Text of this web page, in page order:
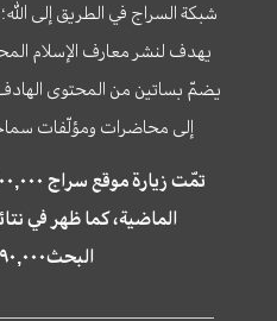
شبكة السراج في الطريق إلى
يهدف لنشر معارف الإسلام
يضمّ بساتين من المحتوى
إلى محاضرات ومؤلّفات
الماضية، كما ظهر في
البحث٢٢,٢٩٠,٠٠٠ مرّة.